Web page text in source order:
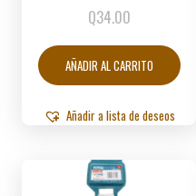
Q34.00
AÑADIR AL CARRITO
Añadir a lista de deseos